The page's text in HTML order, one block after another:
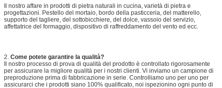
Il nostro affare in prodotti di pietra naturali in cucina, varietà di pietra e
progettazioni. Pestello del mortaio, bordo della pasticceria, del matterello,
supporto del tagliere, del sottobicchiere, del dolce, vassoio del servizio,
affettatrice del formaggio, dispositivo di raffreddamento del vento ed ecc.
2. Come potete garantire la qualità?
Il nostro processo di prova di qualità del prodotto è controllato rigorosamente
per assicurare la migliore qualità per i nostri clienti. Vi inviamo un campione di
preproduzione prima di fabbricazione in serie. Controlliamo uno per uno per
assicurarci che i prodotti siano 100% qualificato, noi ispezionino ogni punto di